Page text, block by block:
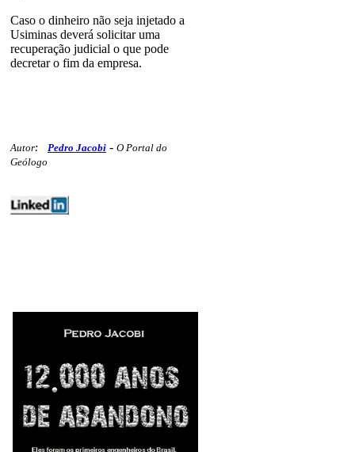
Caso o dinheiro não seja injetado a
Usiminas deverá solicitar uma
recuperação judicial o que pode
decretar o fim da empresa.
Autor: Pedro Jacobi - O Portal do
Geólogo